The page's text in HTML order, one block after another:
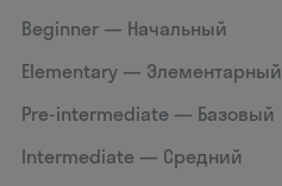
Beginner — Начальный
Elementary — Элементарный
Pre-intermediate — Базовый
Intermediate — Средний